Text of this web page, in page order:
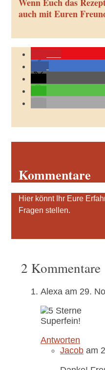
auch mit Euren
Kommentare
Hier könnt Ihr Eure
Fragen stellen.
2 Kommentare
Alexa am 29.
Superfein!
Antworten
Jacob am